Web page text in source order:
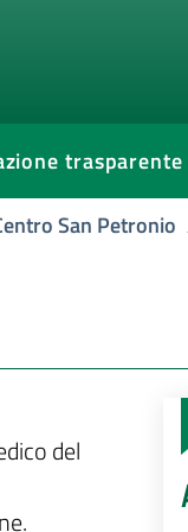
trasparente
San Petronio
del